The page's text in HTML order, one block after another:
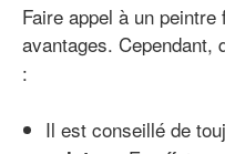
Faire appel à un
avantages. Cependant,
:
Il est conseillé de